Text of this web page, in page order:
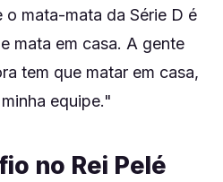
o mata-mata da Série D é
mata em casa. A gente
tem que matar em casa,
equipe."
no Rei Pelé